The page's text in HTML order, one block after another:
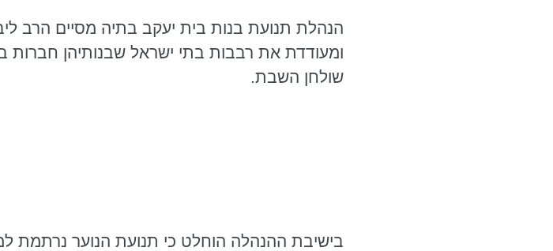
הנהלת תנועת בנות בית יעקב בתיה מסיים הרב
ומעודדת את רבבות בתי ישראל שבנותיהן חברות
שולחן השבת.
בישיבת ההנהלה הוחלט כי תנועת הנוער נרתמת